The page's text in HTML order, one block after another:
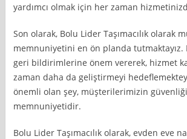
yardımcı olmak için her zaman
Son olarak, Bolu Lider Taşımacılık olarak
memnuniyetini en ön planda
geri bildirimlerine önem vererek, hizmet
zaman daha da geliştirmeyi
önemli olan şey, müşterilerimizin
memnuniyetidir.
Bolu Lider Taşımacılık olarak, evden eve